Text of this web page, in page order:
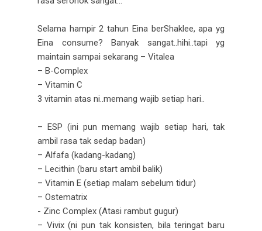
Selama hampir 2 tahun Eina berShaklee, apa yg
Eina consume? Banyak sangat..hihi..tapi yg
maintain sampai sekarang – Vitalea
– B-Complex
– Vitamin C
3 vitamin atas ni..memang wajib setiap hari..
– ESP (ini pun memang wajib setiap hari, tak
ambil rasa tak sedap badan)
– Alfafa (kadang-kadang)
– Lecithin (baru start ambil balik)
– Vitamin E (setiap malam sebelum tidur)
– Ostematrix
- Zinc Complex (Atasi rambut gugur)
– Vivix (ni pun tak konsisten, bila teringat baru